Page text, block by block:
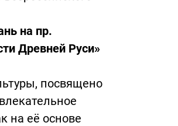
на пр.
Древней Руси»
посвящено
на её основе